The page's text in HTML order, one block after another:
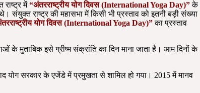
राष्ट्र में“अंतरराष्ट्रीय योग दिवस (International Yoga Day)” के
राष्ट्र की महासभा में किसी भी प्रस्ताव को इतनी बड़ी संख्या
योग दिवस (International Yoga Day)”का प्रस्ताव
के मुताबिक इसे ग्रीष्म संक्रांति का दिन माना जाता है। आम दिनों के
योग सरकार के एजेंडे में प्रमुखता से शामिल हो गया। 2015 में मानव